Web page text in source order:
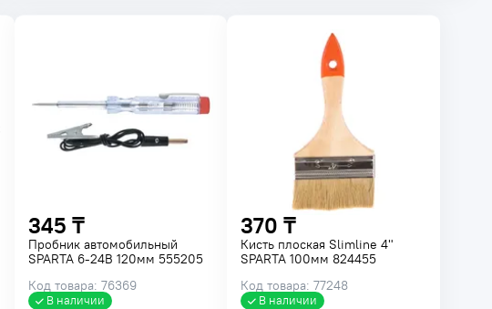
345 ₸
Пробник автомобильный
SPARTA 6-24В 120мм 555205
Код товара: 76369
В наличии
370 ₸
Кисть плоская Slimline 4"
SPARTA 100мм 824455
Код товара: 77248
В наличии